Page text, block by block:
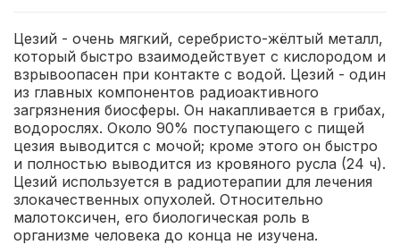
Цезий - очень мягкий, серебристо-жёлтый металл,
который быстро взаимодействует с кислородом и
взрывоопасен при контакте с водой. Цезий - один
из главных компонентов радиоактивного
загрязнения биосферы. Он накапливается в грибах,
водорослях. Около 90% поступающего с пищей
цезия выводится с мочой; кроме этого он быстро
и полностью выводится из кровяного русла (24 ч).
Цезий используется в радиотерапии для лечения
злокачественных опухолей. Относительно
малотоксичен, его биологическая роль в
организме человека до конца не изучена.